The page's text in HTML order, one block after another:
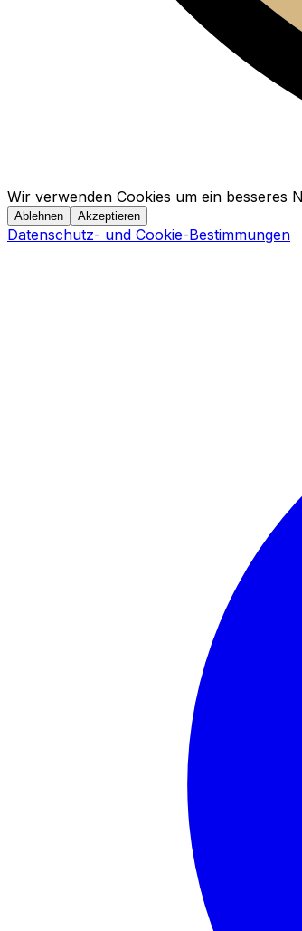
Wir verwenden Cookies um ein besseres
Ablehnen Akzeptieren
Datenschutz- und Cookie-Bestimmungen